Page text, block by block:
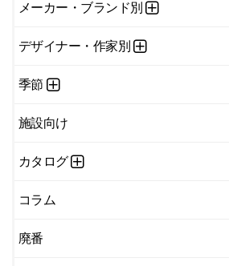
メーカー・ブランド別
デザイナー・作家別
季節
施設向け
カタログ
コラム
廃番